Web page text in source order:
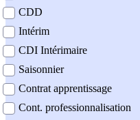
CDD
Intérim
CDI Intérimaire
Saisonnier
Contrat apprentissage
Cont. professionnalisation